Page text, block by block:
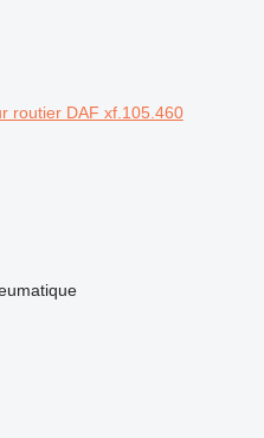
routier DAF xf.105.460